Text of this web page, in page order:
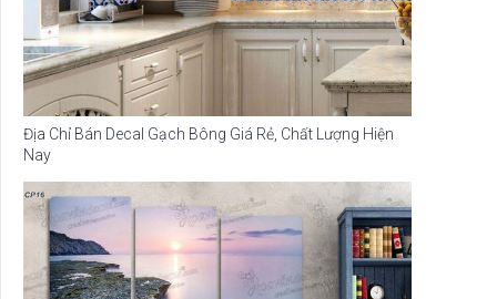
Địa Chỉ Bán Decal Gạch Bông Giá Rẻ, Chất Lượng Hiện
Nay